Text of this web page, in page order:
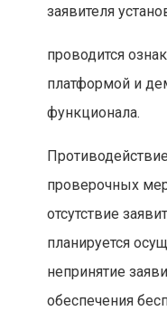
заявителя
проводится
платформой и
функционала.
проверочных
отсутствие
планируется
непринятие
обеспечения